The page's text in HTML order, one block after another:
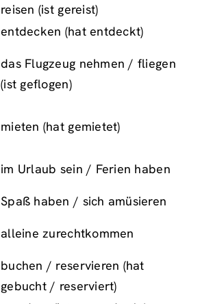
reisen (ist gereist)
entdecken (hat entdeckt)
das Flugzeug nehmen / fliegen
(ist geflogen)
mieten (hat gemietet)
im Urlaub sein / Ferien haben
Spaß haben / sich amüsieren
alleine zurechtkommen
buchen / reservieren (hat
gebucht / reserviert)